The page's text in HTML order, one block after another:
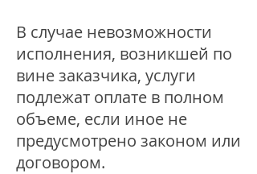
В случае невозможности
исполнения, возникшей по
вине заказчика, услуги
подлежат оплате в полном
объеме, если иное не
предусмотрено законом или
договором.